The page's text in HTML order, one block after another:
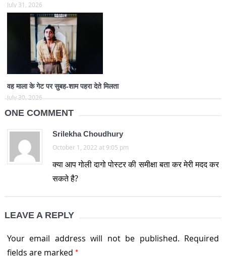
July 31, 2026
वह माला के गेट पर सुबह-शाम पहरा देते मिलता
July 30, 2026
ONE COMMENT
Srilekha Choudhury
October 1, 2022 at 9:05 pm
क्या आप गोली दागो पोस्टर की समीक्षा बता कर मेरी मदद कर
सकते है?
LEAVE A REPLY
Your email address will not be published. Required
fields are marked *